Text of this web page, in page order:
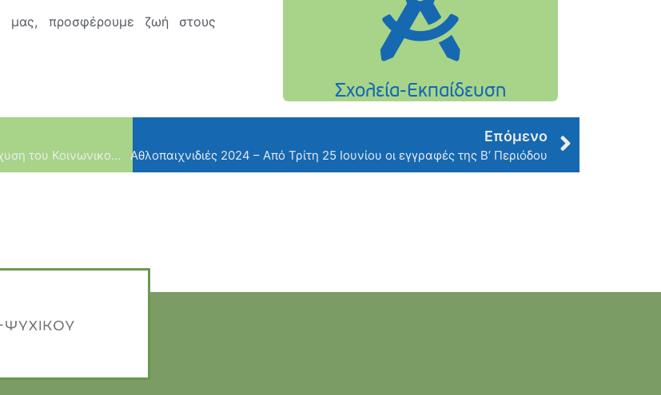
μας, προσφέρουμε ζωή στους
Υλοποίηση δράσης συλλογής τροφίμων για την ενίσχυση του Κοινωνικού Παντοπωλείου – 07 & 14 Ιουνίου
Επόμενο
Αθλοπαιχνιδιές 2024 – Από Τρίτη 25 Ιουνίου οι εγγραφές της Β’ Περιόδου